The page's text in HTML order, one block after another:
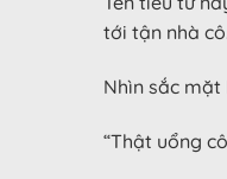
tới tận nhà
Nhìn sắc mặt
“Thật uổng